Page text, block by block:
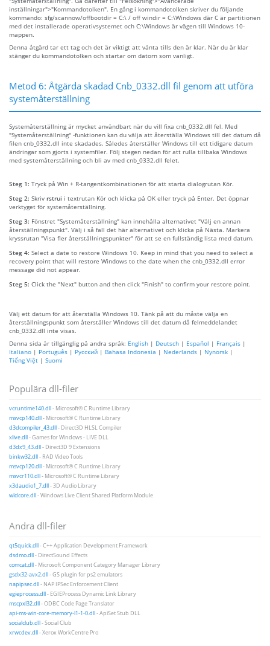
inställningar">"Kommandotolken". En gång i kommandotolken skriver du följande
kommando: sfg/scannow/offbootdir = C:\ / off windir = C:\Windows där C är partitionen
med det installerade operativsystemet och C:\Windows är vägen till Windows 10-
mappen.
Denna åtgärd tar ett tag och det är viktigt att vänta tills den är klar. När du är klar
stänger du kommandotolken och startar om datorn som vanligt.
Metod 6: Åtgärda skadad Cnb_0332.dll fil genom att utföra
systemåterställning
Systemåterställning är mycket användbart när du vill fixa cnb_0332.dll fel. Med
"Systemåterställning" -funktionen kan du välja att återställa Windows till det datum då
filen cnb_0332.dll inte skadades. Således återställer Windows till ett tidigare datum
ändringar som gjorts i systemfiler. Följ stegen nedan för att rulla tillbaka Windows
med systemåterställning och bli av med cnb_0332.dll felet.
Steg 1: Tryck på Win + R-tangentkombinationen för att starta dialogrutan Kör.
Steg 2: Skriv rstrui i textrutan Kör och klicka på OK eller tryck på Enter. Det öppnar
verktyget för systemåterställning.
Steg 3: Fönstret "Systemåterställning" kan innehålla alternativet "Välj en annan
återställningspunkt". Välj i så fall det här alternativet och klicka på Nästa. Markera
kryssrutan "Visa fler återställningspunkter" för att se en fullständig lista med datum.
Steg 4: Select a date to restore Windows 10. Keep in mind that you need to select a
recovery point that will restore Windows to the date when the cnb_0332.dll error
message did not appear.
Steg 5: Click the "Next" button and then click "Finish" to confirm your restore point.
Välj ett datum för att återställa Windows 10. Tänk på att du måste välja en
återställningspunkt som återställer Windows till det datum då felmeddelandet
cnb_0332.dll inte visas.
Denna sida är tillgänglig på andra språk: English | Deutsch | Español | Français |
Italiano | Português | Русский | Bahasa Indonesia | Nederlands | Nynorsk |
Tiếng Việt | Suomi
Populära dll-filer
vcruntime140.dll- Microsoft® C Runtime Library
msvcp140.dll- Microsoft® C Runtime Library
d3dcompiler_43.dll- Direct3D HLSL Compiler
xlive.dll- Games for Windows - LIVE DLL
d3dx9_43.dll- Direct3D 9 Extensions
binkw32.dll- RAD Video Tools
msvcp120.dll- Microsoft® C Runtime Library
msvcr110.dll- Microsoft® C Runtime Library
x3daudio1_7.dll- 3D Audio Library
wldcore.dll- Windows Live Client Shared Platform Module
Andra dll-filer
qt5quick.dll- C++ Application Development Framework
dsdmo.dll- DirectSound Effects
comcat.dll- Microsoft Component Category Manager Library
gsdx32-avx2.dll- GS plugin for ps2 emulators
napipsec.dll- NAP IPSec Enforcement Client
egieprocess.dll- EGIEProcess Dynamic Link Library
mscpxl32.dll- ODBC Code Page Translator
api-ms-win-core-memory-l1-1-0.dll- ApiSet Stub DLL
socialclub.dll- Social Club
xrwcdev.dll- Xerox WorkCentre Pro